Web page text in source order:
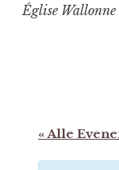
Église Wallonne
« Alle